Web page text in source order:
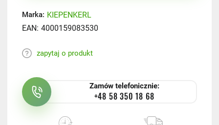
Marka: KIEPENKERL
EAN: 4000159083530
zapytaj o produkt
Zamów telefonicznie:
+48 58 350 18 68